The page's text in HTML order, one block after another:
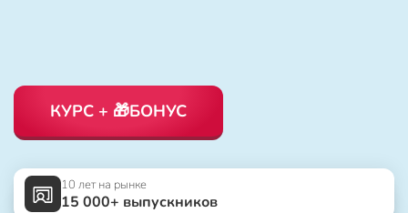
КУРС + 🎁БОНУС
10 лет на рынке
15 000+ выпускников